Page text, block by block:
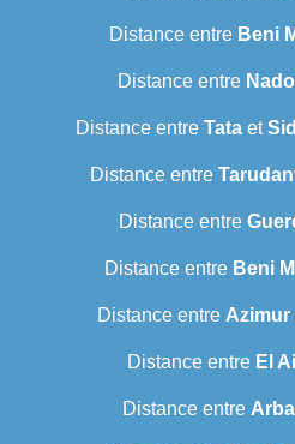
Distance entre Beni
Distance entre
Distance entre Tataet
Distance entre
Distance entre
Distance entre Beni
Distance entre Azimur
Distance entre El
Distance entre